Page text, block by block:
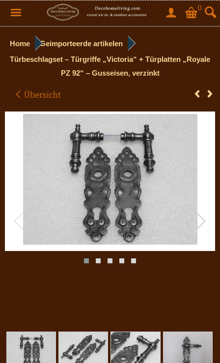
0
Home
Geimporteerde artikelen
Türbeschlagset – Türgriffe „Victoria“ + Türplatten „Royale
PZ 92“ – Gusseisen, verzinkt
Übersicht